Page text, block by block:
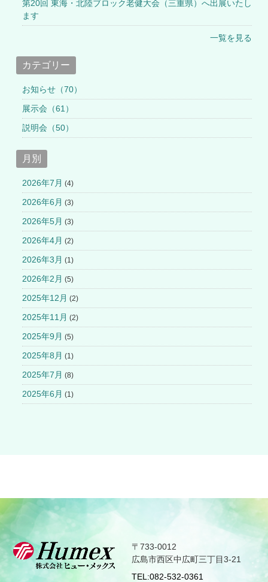
第20回 東海・北陸ブロック老健大会（三重県）へ出展いたし
ます
一覧を見る
カテゴリー
お知らせ（70）
展示会（61）
説明会（50）
月別
2026年7月 (4)
2026年6月 (3)
2026年5月 (3)
2026年4月 (2)
2026年3月 (1)
2026年2月 (5)
2025年12月 (2)
2025年11月 (2)
2025年9月 (5)
2025年8月 (1)
2025年7月 (8)
2025年6月 (1)
〒733-0012
広島市西区中広町三丁目3-21
TEL:082-532-0361